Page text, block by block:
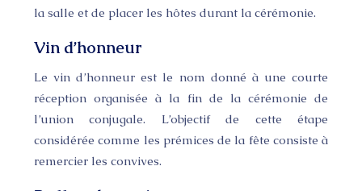
la salle et de placer les hôtes durant la cérémonie.
Vin d’honneur
Le vin d’honneur est le nom donné à une courte
réception organisée à la fin de la cérémonie de
l’union conjugale. L’objectif de cette étape
considérée comme les prémices de la fête consiste à
remercier les convives.